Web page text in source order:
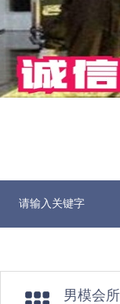
男模会